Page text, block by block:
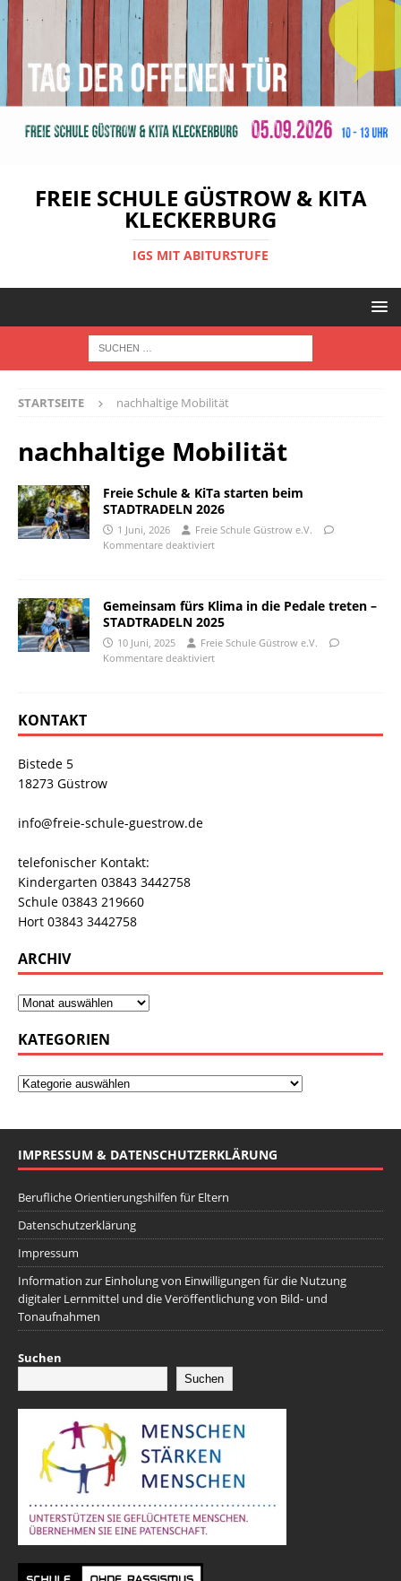
FREIE SCHULE GÜSTROW & KITA
KLECKERBURG
IGS MIT ABITURSTUFE
STARTSEITE nachhaltige Mobilität
nachhaltige Mobilität
Freie Schule & KiTa starten beim
STADTRADELN 2026
1 Juni, 2026
Freie Schule Güstrow e.V.
Kommentare deaktiviert
Gemeinsam fürs Klima in die Pedale treten –
STADTRADELN 2025
10 Juni, 2025
Freie Schule Güstrow e.V.
Kommentare deaktiviert
KONTAKT
Bistede 5
18273 Güstrow
info@freie-schule-guestrow.de
telefonischer Kontakt:
Kindergarten 03843 3442758
Schule 03843 219660
Hort 03843 3442758
ARCHIV
KATEGORIEN
IMPRESSUM & DATENSCHUTZERKLÄRUNG
Berufliche Orientierungshilfen für Eltern
Datenschutzerklärung
Impressum
Information zur Einholung von Einwilligungen für die Nutzung
digitaler Lernmittel und die Veröffentlichung von Bild- und
Tonaufnahmen
Suchen
Suchen